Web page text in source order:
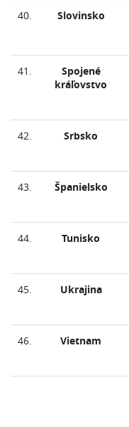
40. Slovinsko
41.
Spojené
kráľovstvo
42. Srbsko
43. Španielsko
44. Tunisko
45. Ukrajina
46. Vietnam